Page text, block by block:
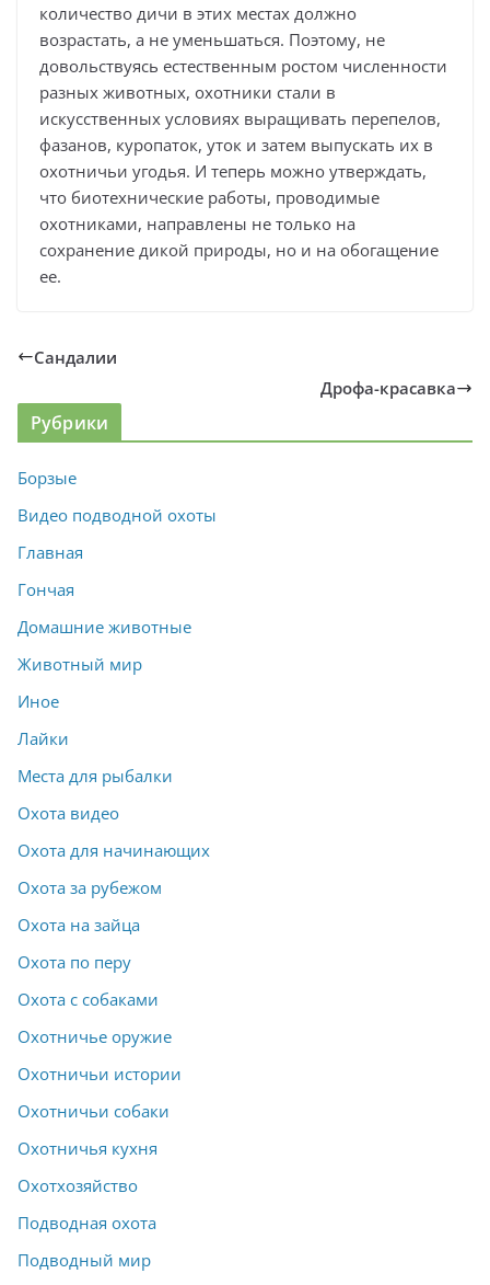
количество дичи в этих местах должно
возрастать, а не уменьшаться. Поэтому, не
довольствуясь естественным ростом численности
разных животных, охотники стали в
искусственных условиях выращивать перепелов,
фазанов, куропаток, уток и затем выпускать их в
охотничьи угодья. И теперь можно утверждать,
что биотехнические работы, проводимые
охотниками, направлены не только на
сохранение дикой природы, но и на обогащение
ее.
Сандалии
Дрофа-красавка
Рубрики
Борзые
Видео подводной охоты
Главная
Гончая
Домашние животные
Животный мир
Иное
Лайки
Места для рыбалки
Охота видео
Охота для начинающих
Охота за рубежом
Охота на зайца
Охота по перу
Охота с собаками
Охотничье оружие
Охотничьи истории
Охотничьи собаки
Охотничья кухня
Охотхозяйство
Подводная охота
Подводный мир